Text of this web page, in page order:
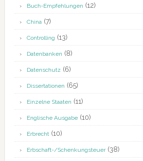
Buch-Empfehlungen (12)
China(7)
Controlling (13)
Datenbanken (8)
Datenschutz (6)
Dissertationen (65)
Einzelne Staaten (11)
Englische Ausgabe(10)
Erbrecht(10)
Erbschaft-/Schenkungsteuer(38)